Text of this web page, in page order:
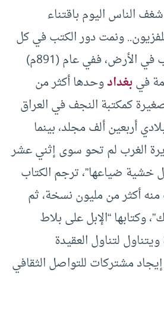
الناس اليوم باقتناء
ونمت دور الكتب في كل
مكان كما ينمو العشب في الأرض، ففي عام (891م)
فيبغدادوحدها أكثر من
كمكتبة النجف في العراق
أربعين ألف مجلد، بينما
الغرب لم تحو سوى إثني عشر
خشية ضياعها”، ترجم الكتاب
منه أكثر من مليون نسخة، ثم
وكتابها “الإبل على بلاط
لتناول العقيدة
مشتركات للتواصل الثقافي